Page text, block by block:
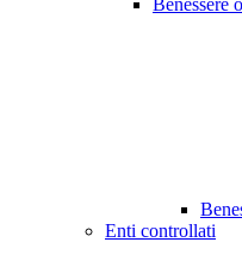
Benessere
Enti controllati